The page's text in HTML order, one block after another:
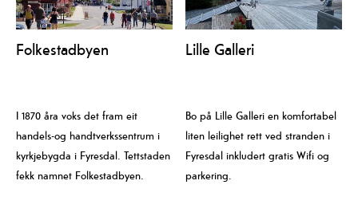
Folkestadbyen
I 1870 åra voks det fram eit
handels-og handtverkssentrum i
kyrkjebygda i Fyresdal. Tettstaden
fekk namnet Folkestadbyen.
Lille Galleri
Bo på Lille Galleri en komfortabel
liten leilighet rett ved stranden i
Fyresdal inkludert gratis Wifi og
parkering.